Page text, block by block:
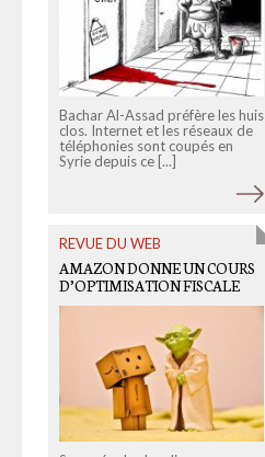
Bachar Al-Assad préfère les huis
clos. Internet et les réseaux de
téléphonies sont coupés en
Syrie depuis ce [...]
REVUE DU WEB
AMAZON DONNE UN COURS
D’OPTIMISATION FISCALE